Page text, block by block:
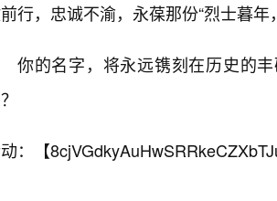
行，忠诚不渝，永葆那份“烈士暮
你的名字，将永远镌刻在历史的
：【